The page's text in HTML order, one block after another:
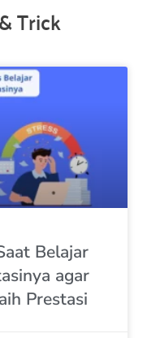
Trick
Belajar
agar
Prestasi